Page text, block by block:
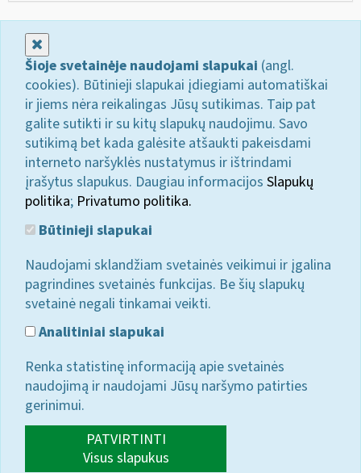
Šioje svetainėje naudojami slapukai (angl.
cookies). Būtinieji slapukai įdiegiami automatiškai
ir jiems nėra reikalingas Jūsų sutikimas. Taip pat
galite sutikti ir su kitų slapukų naudojimu. Savo
sutikimą bet kada galėsite atšaukti pakeisdami
interneto naršyklės nustatymus ir ištrindami
įrašytus slapukus. Daugiau informacijos Slapukų
politika; Privatumo politika.
Būtinieji slapukai
Naudojami sklandžiam svetainės veikimui ir įgalina
pagrindines svetainės funkcijas. Be šių slapukų
svetainė negali tinkamai veikti.
Analitiniai slapukai
Renka statistinę informaciją apie svetainės
naudojimą ir naudojami Jūsų naršymo patirties
gerinimui.
PATVIRTINTI
Visus slapukus